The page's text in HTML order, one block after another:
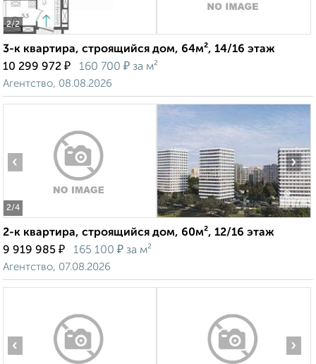
2/2
3-к квартира, строящийся дом, 64м², 14/16 этаж
10 299 972 ₽ 160 700 ₽ за м²
Агентство, 08.08.2026
2/4
‹ ›
2-к квартира, строящийся дом, 60м², 12/16 этаж
9 919 985 ₽ 165 100 ₽ за м²
Агентство, 07.08.2026
‹ ›